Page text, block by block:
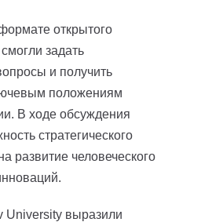
открытого
задать
и получить
положениям
В ходе обсуждения
стратегического
развитие человеческого
University выразили